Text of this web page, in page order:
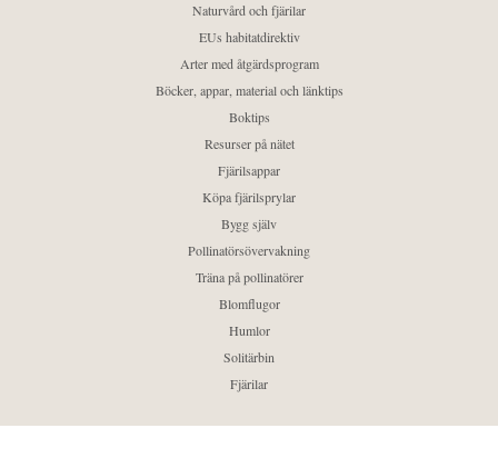
Naturvård och fjärilar
EUs habitatdirektiv
Arter med åtgärdsprogram
Böcker, appar, material och länktips
Boktips
Resurser på nätet
Fjärilsappar
Köpa fjärilsprylar
Bygg själv
Pollinatörsövervakning
Träna på pollinatörer
Blomflugor
Humlor
Solitärbin
Fjärilar